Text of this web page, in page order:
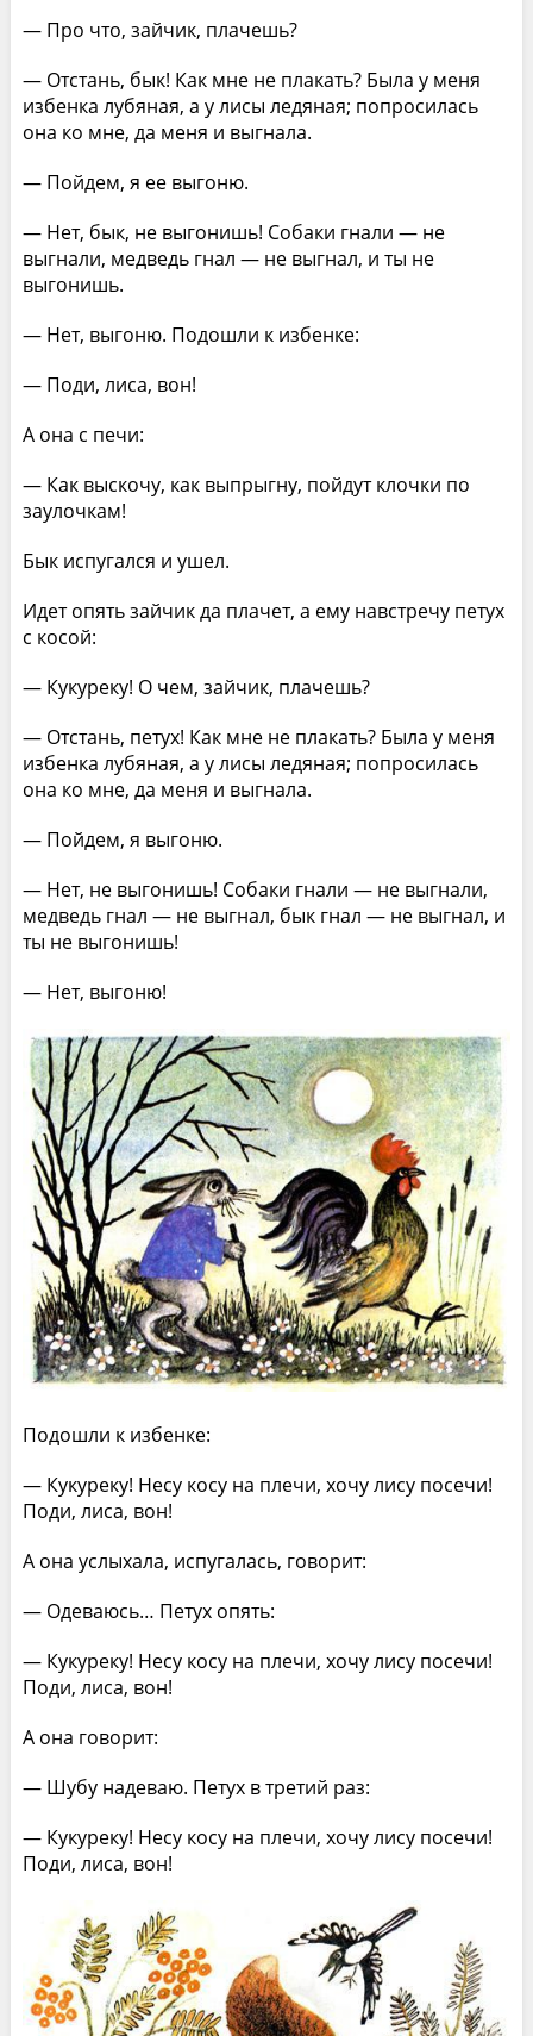
— Про что, зайчик, плачешь?
— Отстань, бык! Как мне не плакать? Была у меня
избенка лубяная, а у лисы ледяная; попросилась
она ко мне, да меня и выгнала.
— Пойдем, я ее выгоню.
— Нет, бык, не выгонишь! Собаки гнали — не
выгнали, медведь гнал — не выгнал, и ты не
выгонишь.
— Нет, выгоню. Подошли к избенке:
— Поди, лиса, вон!
А она с печи:
— Как выскочу, как выпрыгну, пойдут клочки по
заулочкам!
Бык испугался и ушел.
Идет опять зайчик да плачет, а ему навстречу петух
с косой:
— Кукуреку! О чем, зайчик, плачешь?
— Отстань, петух! Как мне не плакать? Была у меня
избенка лубяная, а у лисы ледяная; попросилась
она ко мне, да меня и выгнала.
— Пойдем, я выгоню.
— Нет, не выгонишь! Собаки гнали — не выгнали,
медведь гнал — не выгнал, бык гнал — не выгнал, и
ты не выгонишь!
— Нет, выгоню!
Подошли к избенке:
— Кукуреку! Несу косу на плечи, хочу лису посечи!
Поди, лиса, вон!
А она услыхала, испугалась, говорит:
— Одеваюсь… Петух опять:
— Кукуреку! Несу косу на плечи, хочу лису посечи!
Поди, лиса, вон!
А она говорит:
— Шубу надеваю. Петух в третий раз:
— Кукуреку! Несу косу на плечи, хочу лису посечи!
Поди, лиса, вон!